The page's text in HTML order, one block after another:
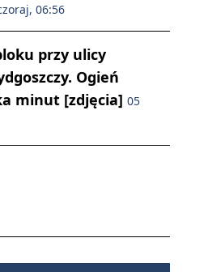
06:56
przy ulicy
Ogień
minut [zdjęcia] 05